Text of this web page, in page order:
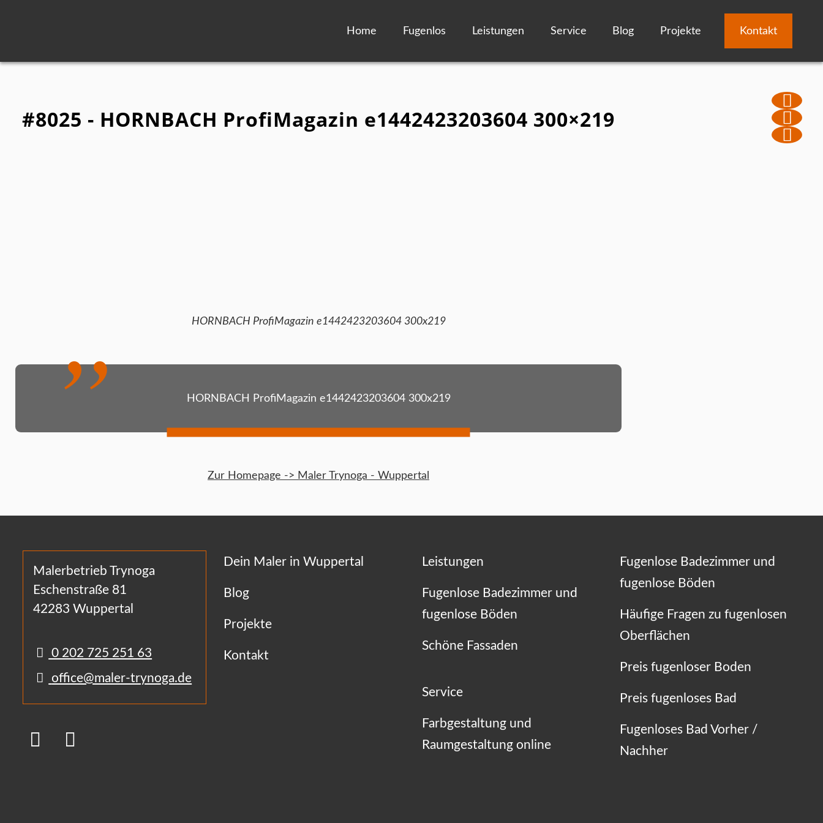
Home Fugenlos Leistungen Service Blog Projekte Kontakt
#8025 - HORNBACH ProfiMagazin e1442423203604 300×219
HORNBACH ProfiMagazin e1442423203604 300x219
HORNBACH ProfiMagazin e1442423203604 300x219
Zur Homepage -> Maler Trynoga - Wuppertal
Malerbetrieb Trynoga
Eschenstraße 81
42283 Wuppertal
0 202 725 251 63
office@maler-trynoga.de
Dein Maler in Wuppertal
Blog
Projekte
Kontakt
Leistungen
Fugenlose Badezimmer und
fugenlose Böden
Schöne Fassaden
Service
Farbgestaltung und
Raumgestaltung online
Fugenlose Badezimmer und
fugenlose Böden
Häufige Fragen zu fugenlosen
Oberflächen
Preis fugenloser Boden
Preis fugenloses Bad
Fugenloses Bad Vorher /
Nachher